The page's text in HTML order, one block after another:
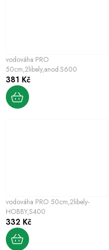
vodováha PRO
50cm,2libely,anod.S600
381 Kč
vodováha PRO 50cm,2libely-
HOBBY,S400
332 Kč